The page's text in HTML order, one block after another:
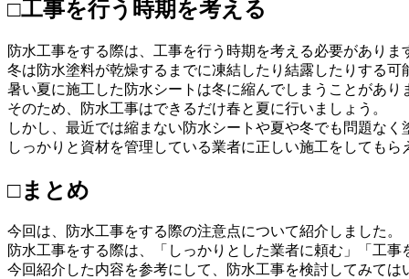
□工事を行う時期を考える
防水工事をする際は、工事を行う時期を考える必要がありま
冬は防水塗料が乾燥するまでに凍結したり結露したりする可
暑い夏に施工した防水シートは冬に縮んでしまうことがあり
そのため、防水工事はできるだけ春と夏に行いましょう。
しかし、最近では縮まない防水シートや夏や冬でも問題な
しっかりと資材を管理している業者に正しい施工をしても
□まとめ
今回は、防水工事をする際の注意点について紹介しました。
防水工事をする際は、「しっかりとした業者に頼む」「工
今回紹介した内容を参考にして、防水工事を検討してみては